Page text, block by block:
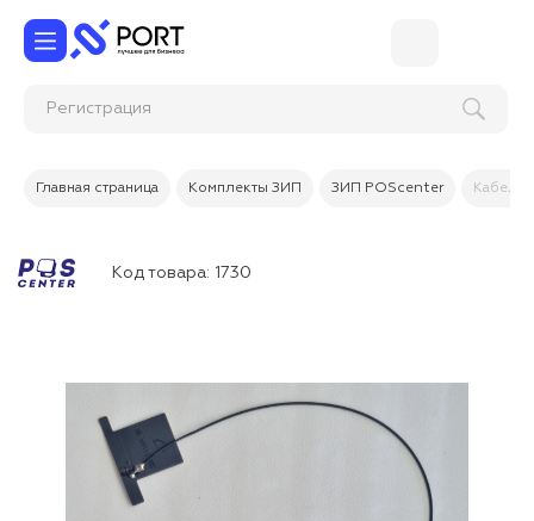
Регистра
Главная страница Комплекты ЗИП ЗИП POScenter Кабель
Код товара: 1730